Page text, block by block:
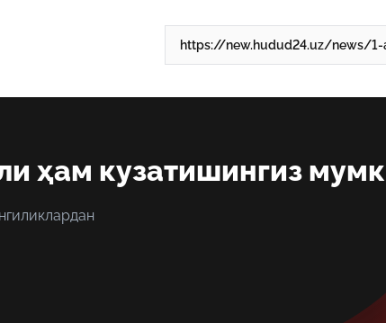
ҳам кузатишингиз